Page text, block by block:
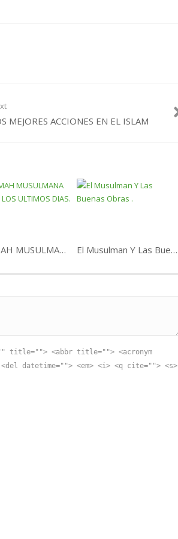
MEJORES ACCIONES EN EL ISLAM
LA UMMAH MUSULMANA DURANTE LOS ULTIMOS DIAS. El Musulman Y Las Buenas Obras .
title=""> <abbr title=""> <acronym
datetime=""> <em> <i> <q cite=""> <s>